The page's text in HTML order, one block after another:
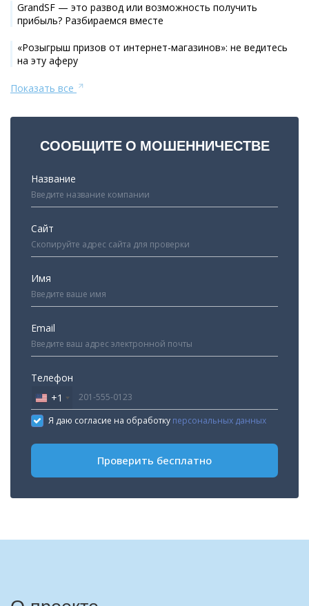
GrandSF — это развод или возможность получить
прибыль? Разбираемся вместе
«Розыгрыш призов от интернет-магазинов»: не ведитесь
на эту аферу
Показать все
СООБЩИТЕ О МОШЕННИЧЕСТВЕ
Название
Сайт
Имя
Email
Телефон
United
States
+1
+1
Я даю согласие на обработку персональных данных
Проверить бесплатно